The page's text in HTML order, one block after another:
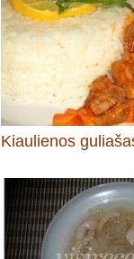
Kiaulienos